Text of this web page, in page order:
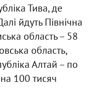
Тива, де
йдуть Північна
область – 58
область,
Алтай – по
100 тисяч